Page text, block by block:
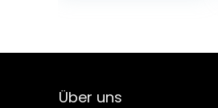
Über uns